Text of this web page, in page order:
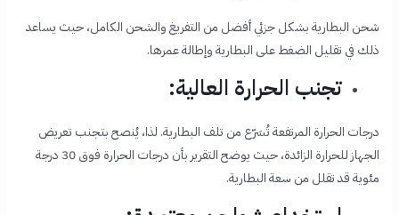
شحن البطارية بشكل جزئي أفضل من التفريغ والشحن الكامل، حيث يساعد
ذلك في تقليل الضغط على البطارية وإطالة عمرها.
تجنب الحرارة العالية:
درجات الحرارة المرتفعة تُسَرّع من تلف البطارية. لذا، يُنصح بتجنب تعريض
الجهاز للحرارة الزائدة، حيث يوضح التقرير بأن درجات الحرارة فوق 30 درجة
مئوية قد تقلل من سعة البطارية.